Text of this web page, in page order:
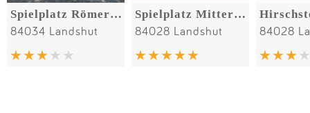
Spielplatz Römervilla
84034 Landshut
Spielplatz Mitterwöhr
84028 Landshut 84028